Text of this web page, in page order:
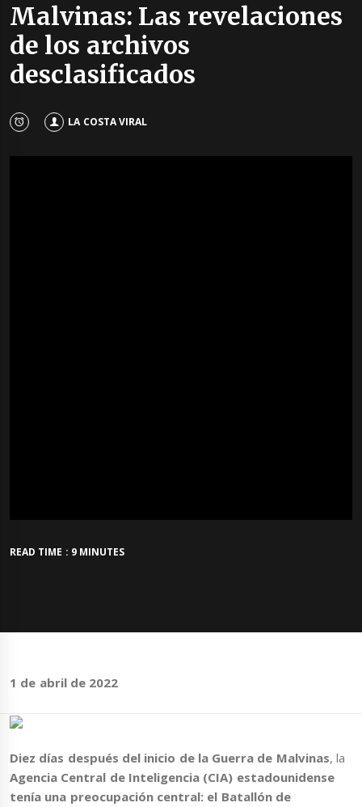
Malvinas: Las revelaciones
de los archivos
desclasificados
LA COSTA VIRAL
READ TIME : 9 MINUTES
1 de abril de 2022
Diez días después del inicio de la Guerra de Malvinas, la
Agencia Central de Inteligencia (CIA) estadounidense
tenía una preocupación central: el Batallón de